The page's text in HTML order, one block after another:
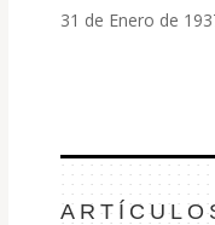
31 de Enero de